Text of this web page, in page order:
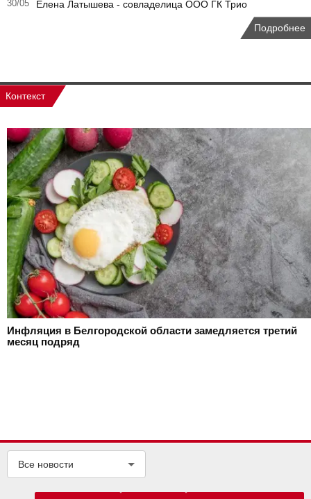
30/05 Елена Латышева - совладелица ООО ГК Трио
Подробнее
Контекст
Инфляция в Белгородской области замедляется третий
месяц подряд
Все новости